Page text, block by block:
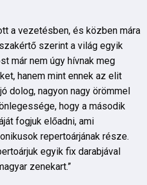
a vezetésben, és közben mára
szerint a világ egyik
már nem úgy hívnak meg
hanem mint ennek az elit
dolog, nagyon nagy örömmel
hogy a második
fogjuk előadni, ami
repertoárjának része.
egyik fix darabjával
zenekart.”